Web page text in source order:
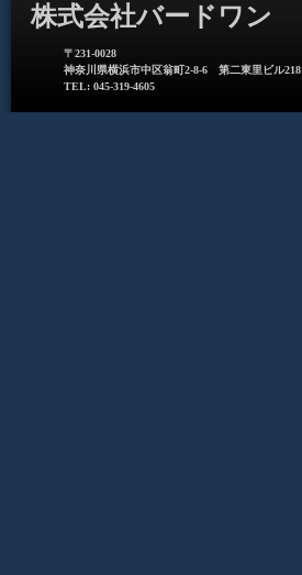
株式会社バードワン
〒231-0028
神奈川県横浜市中区翁町2-8-6 第二東里ビル218
TEL: 045-319-4605